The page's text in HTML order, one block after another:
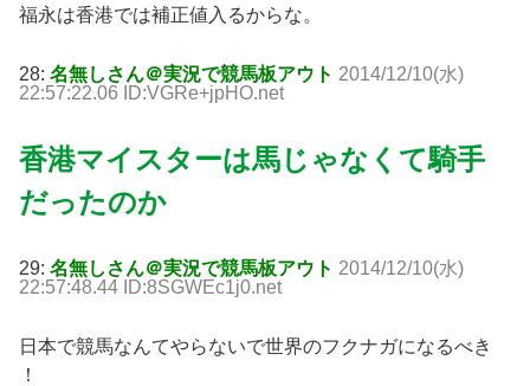
福永は香港では補正値入るからな。
28: 名無しさん＠実況で競馬板アウト 2014/12/10(水)
22:57:22.06 ID:VGRe+jpHO.net
香港マイスターは馬じゃなくて騎手
だったのか
29: 名無しさん＠実況で競馬板アウト 2014/12/10(水)
22:57:48.44 ID:8SGWEc1j0.net
日本で競馬なんてやらないで世界のフクナガになるべき
！